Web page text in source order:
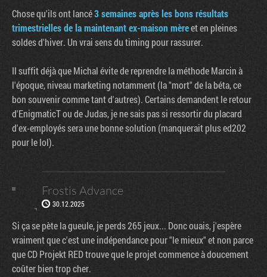
Chose qu'ils ont lancé3 semaines après les bons résultats
trimestrielles de la maintenant ex-maison mèreet en pleines
soldes d'hiver. Un vrai sens du timing pour rassurer.
Il suffit déjà que Michal évite de reprendre la méthode Marcin à
l'époque, niveau marketing notamment (la "mort" de la béta, ce
bon souvenir comme tant d'autres). Certains demandent le retour
d'EnigmaticT ou de Judas, je ne sais pas si ressortir du placard
d'ex-employés sera une bonne solution (manquerait plus ed202
pour le lol).
Frostis Advance
30.12.2025
Si ça se pète la gueule, je perds 265 jeux... Donc ouais, j'espère
vraiment que c'est une indépendance pour "le mieux" et non parce
que CD Projekt RED trouve que le projet commence à doucement
coûter bien trop cher.